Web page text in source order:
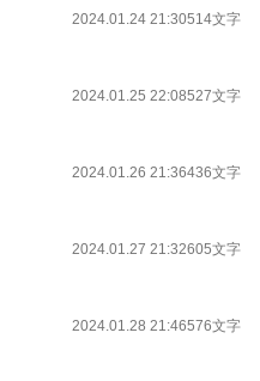
2024.01.24 21:30514文字
2024.01.25 22:08527文字
2024.01.26 21:36436文字
2024.01.27 21:32605文字
2024.01.28 21:46576文字